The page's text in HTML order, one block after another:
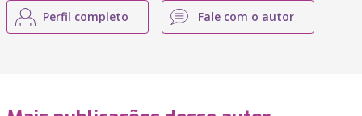
Perfil completo Fale com o autor